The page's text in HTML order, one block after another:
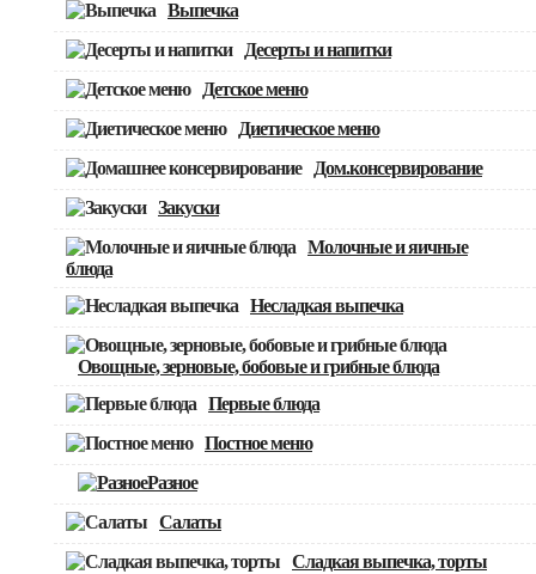
Выпечка
Десерты и напитки
Детское меню
Диетическое меню
Дом.консервирование
Закуски
Молочные и яичные
блюда
Несладкая выпечка
Овощные, зерновые, бобовые и грибные блюда
Первые блюда
Постное меню
Разное
Салаты
Сладкая выпечка, торты